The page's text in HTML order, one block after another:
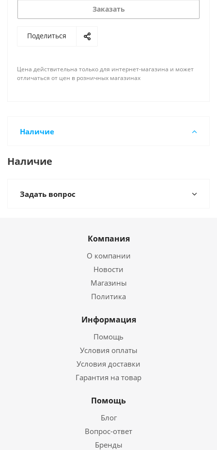
Заказать
Поделиться
Цена действительна только для интернет-магазина и может
отличаться от цен в розничных магазинах
Наличие
Наличие
Задать вопрос
Компания
О компании
Новости
Магазины
Политика
Информация
Помощь
Условия оплаты
Условия доставки
Гарантия на товар
Помощь
Блог
Вопрос-ответ
Бренды